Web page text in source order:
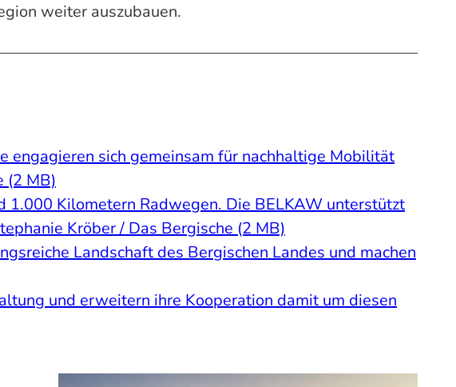
weiter auszubauen.
engagieren sich gemeinsam für nachhaltige Mobilität
(2 MB)
Kilometern Radwegen. Die BELKAW unterstützt
Kröber / Das Bergische (2 MB)
Landschaft des Bergischen Landes und machen
und erweitern ihre Kooperation damit um diesen